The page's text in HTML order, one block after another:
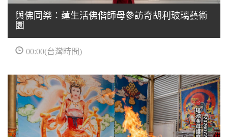
與佛同樂：蓮生活佛偕師母參訪奇胡利玻璃藝術
園
00:00(台灣時間)